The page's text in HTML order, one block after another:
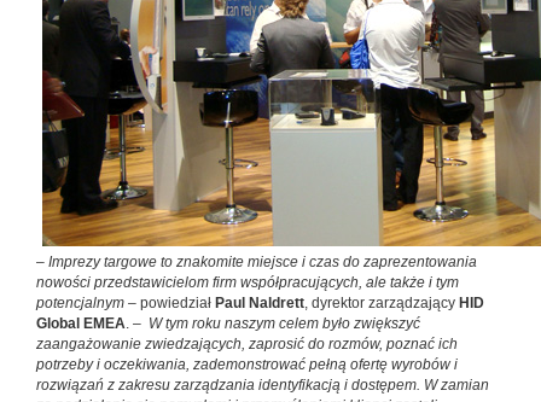
– Imprezy targowe to znakomite miejsce i czas do zaprezentowania
nowości przedstawicielom firm współpracujących, ale także i tym
potencjalnym – powiedział Paul Naldrett, dyrektor zarządzający HID
Global EMEA. – W tym roku naszym celem było zwiększyć
zaangażowanie zwiedzających, zaprosić do rozmów, poznać ich
potrzeby i oczekiwania, zademonstrować pełną ofertę wyrobów i
rozwiązań z zakresu zarządzania identyfikacją i dostępem. W zamian